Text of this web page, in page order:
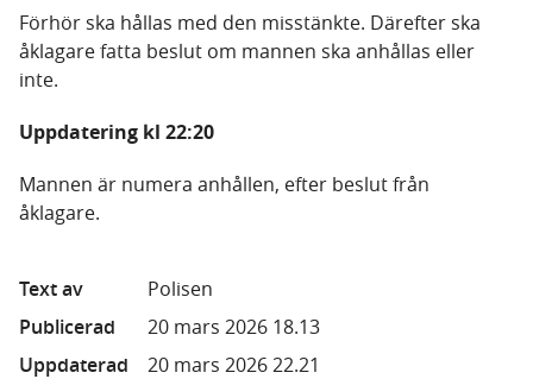
Förhör ska hållas med den misstänkte. Därefter ska
åklagare fatta beslut om mannen ska anhållas eller
inte.
Uppdatering kl 22:20
Mannen är numera anhållen, efter beslut från
åklagare.
Text av
Polisen
Publicerad
20 mars 2026 18.13
Uppdaterad
20 mars 2026 22.21